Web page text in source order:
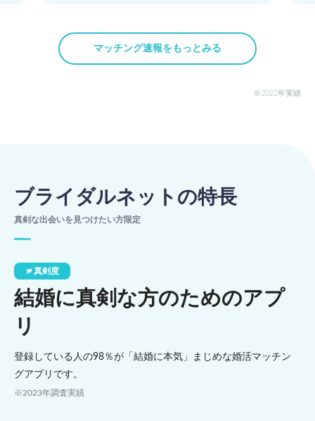
マッチング速報をもっとみる
2022年実績
ブライダルネットの特長
真剣な出会いを見つけたい方限定
真剣度
結婚に真剣な方のためのアプ
リ
登録している人の98％が「結婚に本気」まじめな婚活マッチン
グアプリです。
※2023年調査実績